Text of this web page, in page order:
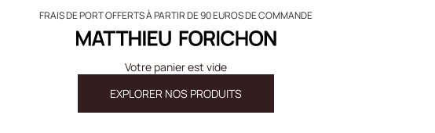
FRAIS DE PORT OFFERTS À PARTIR DE 90 EUROS DE COMMANDE
Matthieu Forichon
Votre panier est vide
EXPLORER NOS PRODUITS